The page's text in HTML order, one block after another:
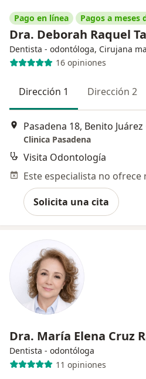
Pago en línea Pagos a meses
Dra. Deborah Raquel
Dentista - odontóloga, Cirujana
16 opiniones
Dirección 1 Dirección 2
Pasadena 18, Benito Juárez
Clinica Pasadena
Visita Odontología
Solicita una cita
Dra. María Elena Cruz
Dentista - odontóloga
11 opiniones